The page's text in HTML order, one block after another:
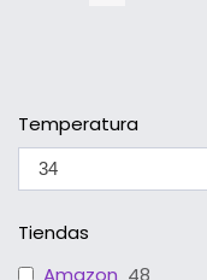
Temperatura
Tiendas
Amazon 48